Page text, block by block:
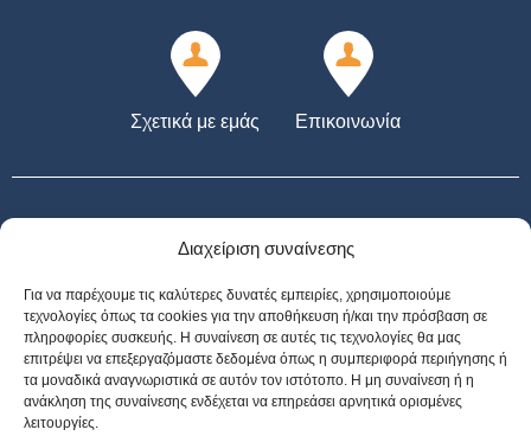
Διαχείριση συναίνεσης
Για να παρέχουμε τις καλύτερες δυνατές εμπειρίες, χρησιμοποιούμε
τεχνολογίες όπως τα cookies για την αποθήκευση ή/και την πρόσβαση σε
πληροφορίες συσκευής. Η συναίνεση σε αυτές τις τεχνολογίες θα μας
επιτρέψει να επεξεργαζόμαστε δεδομένα όπως η συμπεριφορά περιήγησης ή
τα μοναδικά αναγνωριστικά σε αυτόν τον ιστότοπο. Η μη συναίνεση ή η
ανάκληση της συναίνεσης ενδέχεται να επηρεάσει αρνητικά ορισμένες
λειτουργίες.
Σχετικά με εμάς Επικοινωνία
21+ | ΑΡΜΟΔΙΟΣ ΡΥΘΜΙΣΤΗΣ ΕΕΕΠ | ΚΙΝΔΥΝΟΣ ΕΘΙΣΜΟΥ & ΑΠΩΛΕΙΑΣ
ΠΕΡΙΟΥΣΙΑΣ | ΕΟΠΑΕ – ΓΡΑΜΜΗ ΣΥΜΒΟΥΛΕΥΤΙΚΗΣ: 1114 | ΠΑΙΞΕ
ΥΠΕΥΘΥΝΑ | *Για όλες τις Προσφορές: Ισχύουν όροι και προϋποθέσεις